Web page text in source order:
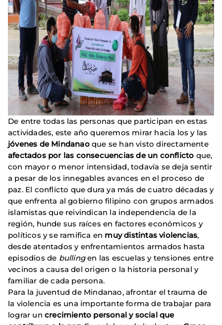
De entre todas las personas que participan en estas
actividades, este año queremos mirar hacia los y las
jóvenes de Mindanaoque se han visto directamente
afectados por las consecuencias de un conflicto que,
con mayor o menor intensidad, todavía se deja sentir
a pesar de los innegables avances en el proceso de
paz. El conflicto que dura ya más de cuatro décadas y
que enfrenta al gobierno filipino con grupos armados
islamistas que reivindican la independencia de la
región, hunde sus raíces en factores económicos y
políticos y se ramifica en muy distintas violencias,
desde atentados y enfrentamientos armados hasta
episodios de bullingen las escuelas y tensiones entre
vecinos a causa del origen o la historia personal y
familiar de cada persona.
Para la juventud de Mindanao, afrontar el trauma de
la violencia es una importante forma de trabajar para
lograr un crecimiento personal y social que